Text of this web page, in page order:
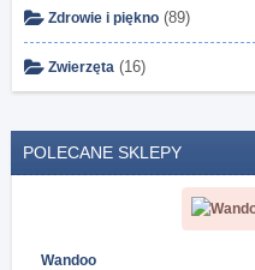
Zdrowie i piękno (89)
Zwierzęta (16)
POLECANE SKLEPY
Wandoo